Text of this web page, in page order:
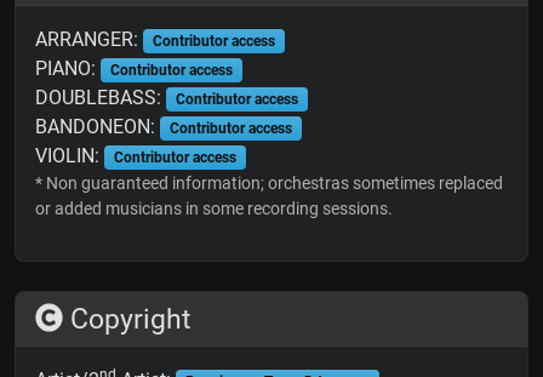
ARRANGER: Contributor access
PIANO: Contributor access
DOUBLEBASS: Contributor access
BANDONEON: Contributor access
VIOLIN: Contributor access
* Non guaranteed information; orchestras sometimes replaced
or added musicians in some recording sessions.
Copyright